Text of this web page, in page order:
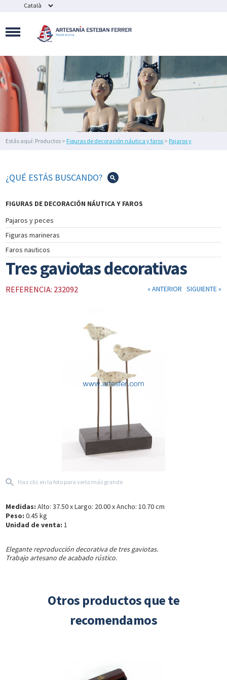
NAVALES
SOUVENIR
Y
BISUTERÍA
FIGURAS
DE
DECORACIÓN
NÁUTICA
FAROS
HOGAR
MARINE
ILUMINACIÓN
NÁUTICA
INSTRUMENTOS
DE
NAVEGACIÓN
TEXTIL
NAUTICO
Estás aquí: Productos > Figuras de decoración náutica y faros > Pajaros y
¿QUÉ ESTÁS BUSCANDO?
FIGURAS DE DECORACIÓN NÁUTICA Y FAROS
Pajaros y peces
Figuras marineras
Faros nauticos
Tres gaviotas decorativas
REFERENCIA: 232092 « ANTERIOR SIGUIENTE »
Haz clic en la foto para verla más grande
Medidas:Alto: 37.50 x Largo: 20.00 x Ancho: 10.70 cm
Peso:0.45 kg
Unidad de venta:1
Elegante reproducción decorativa de tres gaviotas.
Trabajo artesano de acabado rústico.
Otros productos que te
recomendamos